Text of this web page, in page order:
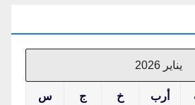
يناير 2026
أرب خ ج س